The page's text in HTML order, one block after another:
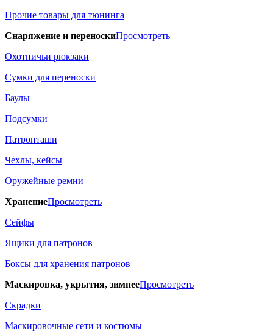
Прочие товары для тюнинга
Снаряжение и переноскиПросмотреть
Охотничьи рюкзаки
Сумки для переноски
Баулы
Подсумки
Патронташи
Чехлы, кейсы
Оружейные ремни
ХранениеПросмотреть
Сейфы
Ящики для патронов
Боксы для хранения патронов
Маскировка, укрытия, зимнееПросмотреть
Скрадки
Маскировочные сети и костюмы